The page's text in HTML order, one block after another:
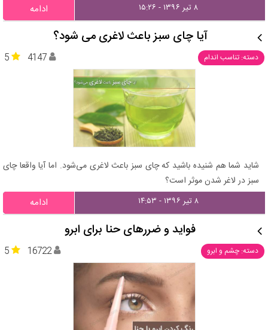
۸ تیر ۱۳۹۶ - ۱۵:۲۶ ادامه
آیا چای سبز باعث لاغری می شود؟
دسته: تناسب اندام 5 4147
شاید شما هم شنیده باشید که چای سبز باعث لاغری می‌شود. اما آیا واقعا چای
سبز در لاغر شدن موثر است؟
۸ تیر ۱۳۹۶ - ۱۴:۵۳ ادامه
فواید و ضررهای حنا برای ابرو
دسته: چشم و ابرو 5 16722